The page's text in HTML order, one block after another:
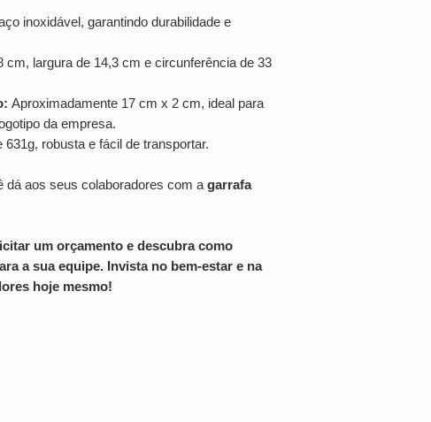
inoxidável, garantindo durabilidade e
cm, largura de 14,3 cm e circunferência de 33
Aproximadamente 17 cm x 2 cm, ideal para
da empresa.
robusta e fácil de transportar.
dá aos seus colaboradores com a garrafa
um orçamento e descubra como
a sua equipe. Invista no bem-estar e na
hoje mesmo!